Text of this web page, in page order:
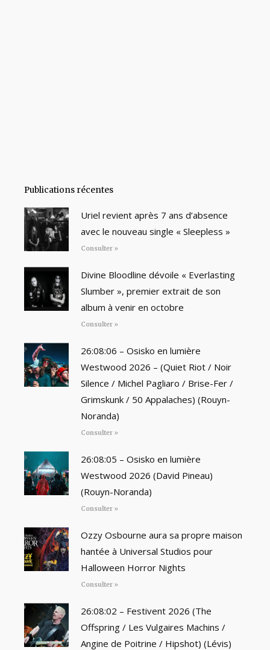
Publications récentes
Uriel revient après 7 ans d’absence
avec le nouveau single « Sleepless »
Consulter »
Divine Bloodline dévoile « Everlasting
Slumber », premier extrait de son
album à venir en octobre
Consulter »
26:08:06 – Osisko en lumière
Westwood 2026 – (Quiet Riot / Noir
Silence / Michel Pagliaro / Brise-Fer /
Grimskunk / 50 Appalaches) (Rouyn-
Noranda)
Consulter »
26:08:05 – Osisko en lumière
Westwood 2026 (David Pineau)
(Rouyn-Noranda)
Consulter »
Ozzy Osbourne aura sa propre maison
hantée à Universal Studios pour
Halloween Horror Nights
Consulter »
26:08:02 – Festivent 2026 (The
Offspring / Les Vulgaires Machins /
Angine de Poitrine / Hipshot) (Lévis)